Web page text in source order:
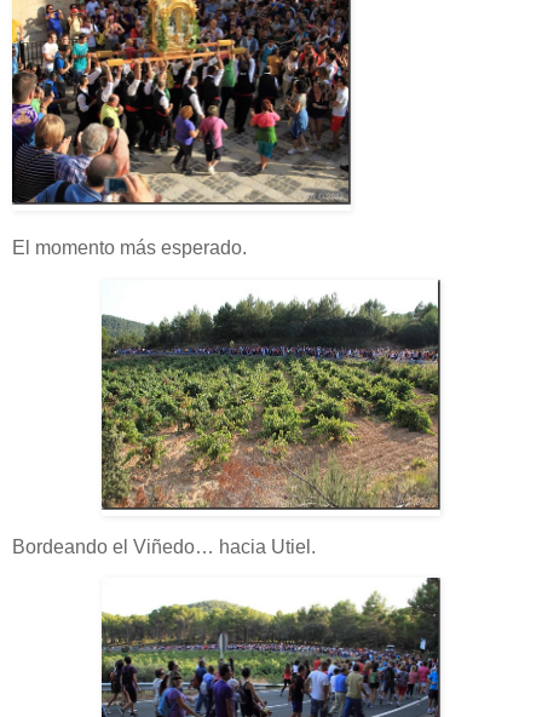
El momento más esperado.
Bordeando el Viñedo… hacia Utiel.